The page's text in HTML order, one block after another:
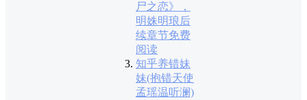
尸之恋》，
明姝明琅后
续章节免费
阅读
知乎养错妹
妹(抱错天使
孟瑶温听澜)